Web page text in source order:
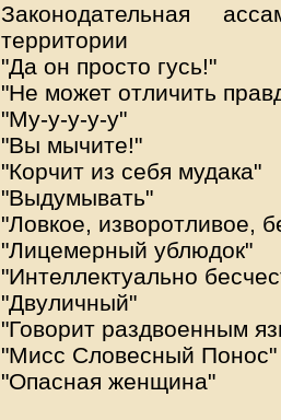
Законодательная
территории
"Да он просто гусь!"
"Не может отличить
"Му-у-у-у-у"
"Вы мычите!"
"Корчит из себя мудака"
"Выдумывать"
"Ловкое, изворотливое,
"Лицемерный ублюдок"
"Интеллектуально
"Двуличный"
"Говорит раздвоенным
"Мисс Словесный Понос"
"Опасная женщина"